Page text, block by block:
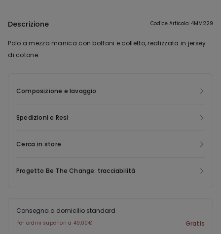
Descrizione Codice Articolo: 4MM229
Polo a mezza manica con bottoni e colletto, realizzata in jersey
di cotone.
Composizione e lavaggio
Spedizioni e Resi
Cerca in store
Progetto Be The Change: tracciabilità
Consegna a domicilio standard
Per ordini superiori a 49,00€ Gratis